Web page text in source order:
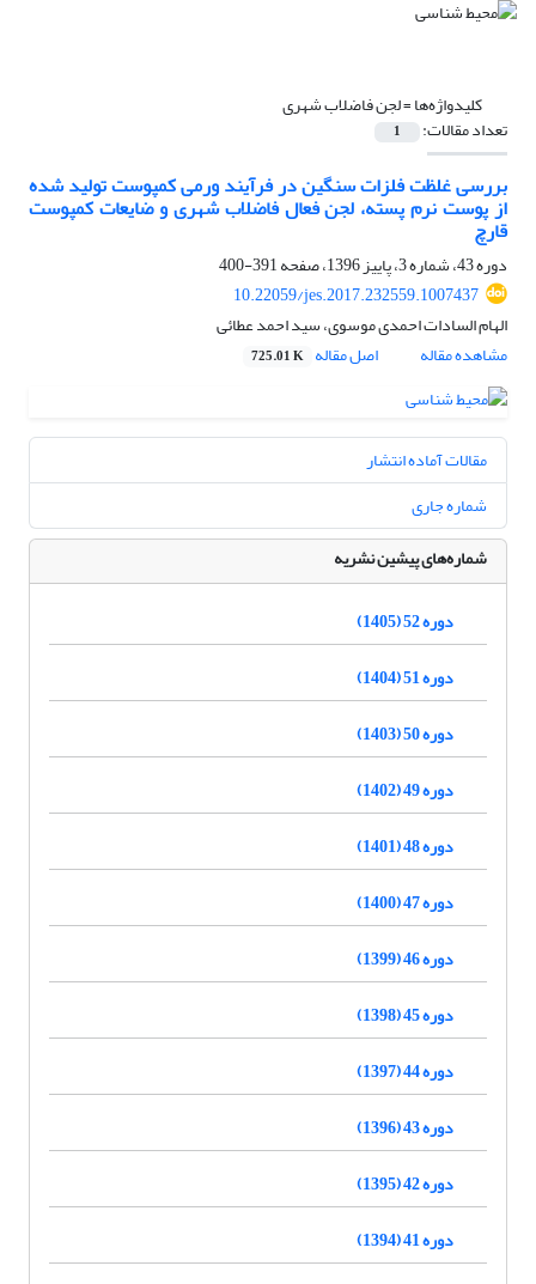
کلیدواژه‌ها =لجن فاضلاب شهری
تعداد مقالات: 1
بررسی غلظت فلزات سنگین در فرآیند ورمی کمپوست تولید شده
از پوست نرم پسته، لجن فعال فاضلاب شهری و ضایعات کمپوست
قارچ
دوره 43، شماره 3، پاییز 1396، صفحه
391-400
10.22059/jes.2017.232559.1007437
الهام السادات احمدی موسوی، سید احمد عطائی
مشاهده مقاله
اصل مقاله 725.01 K
مقالات آماده انتشار
شماره جاری
شماره‌های پیشین نشریه
دوره 52 (1405)
دوره 51 (1404)
دوره 50 (1403)
دوره 49 (1402)
دوره 48 (1401)
دوره 47 (1400)
دوره 46 (1399)
دوره 45 (1398)
دوره 44 (1397)
دوره 43 (1396)
دوره 42 (1395)
دوره 41 (1394)